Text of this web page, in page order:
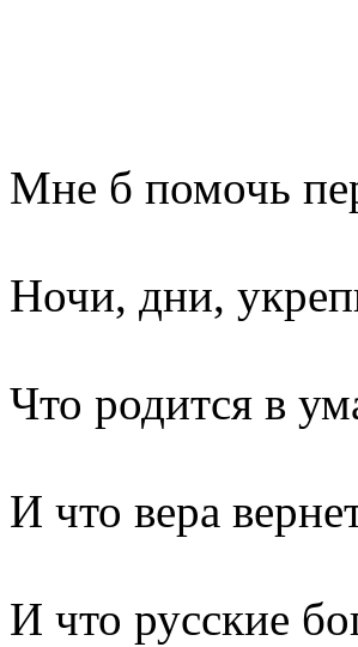
Мне б помочь
Ночи, дни,
Что родится в
И что вера
И что русские